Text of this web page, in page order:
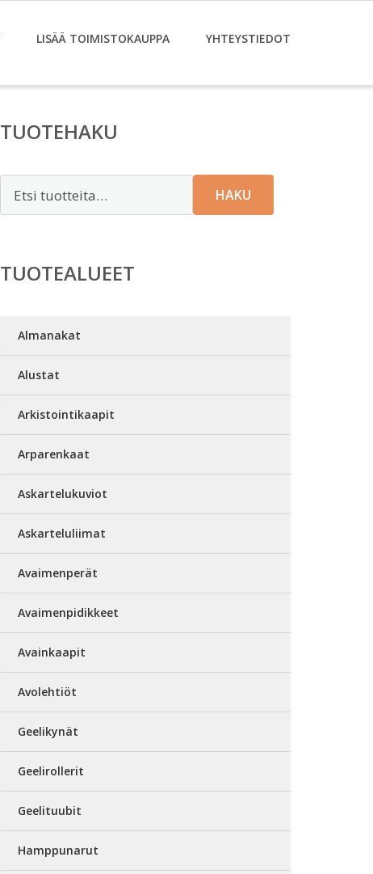
LISÄÄ TOIMISTOKAUPPA YHTEYSTIEDOT
TUOTEHAKU
HAKU
TUOTEALUEET
Almanakat
Alustat
Arkistointikaapit
Arparenkaat
Askartelukuviot
Askarteluliimat
Avaimenperät
Avaimenpidikkeet
Avainkaapit
Avolehtiöt
Geelikynät
Geelirollerit
Geelituubit
Hamppunarut